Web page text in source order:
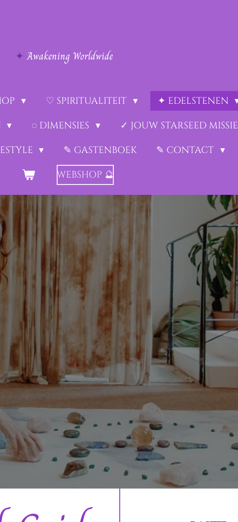
✦ Awakening Worldwide
♡ SPIRITUALITEIT
✦ EDELSTENEN
◌ DIMENSIES
✓ JOUW STARSEED MISSIE
✎ GASTENBOEK
✎ CONTACT
WEBSHOP 🔮